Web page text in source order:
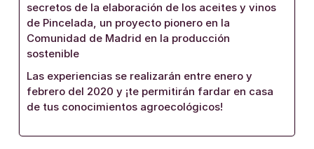
secretos de la elaboración de los aceites y vinos
de Pincelada, un proyecto pionero en la
Comunidad de Madrid en la producción
sostenible
Las experiencias se realizarán entre enero y
febrero del 2020 y ¡te permitirán fardar en casa
de tus conocimientos agroecológicos!